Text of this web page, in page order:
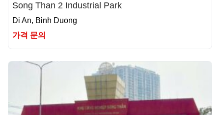
Song Than 2 Industrial Park
Di An, Binh Duong
가격 문의